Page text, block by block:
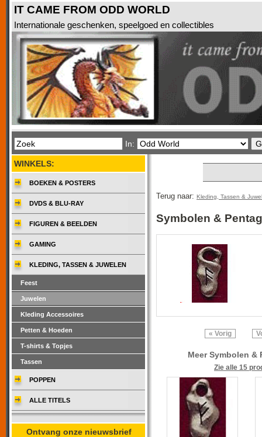
IT CAME FROM ODD WORLD
Internationale geschenken, speelgoed en collectibles
In:
Terug naar: Kleding, Tassen &
Symbolen &
« Vorig
Meer Symbolen &
Zie alle 15
WINKELS:
BOEKEN & POSTERS
DVDS & BLU-RAY
FIGUREN & BEELDEN
GAMING
KLEDING, TASSEN & JUWELEN
Feest
Juwelen
Kleding Accessoires
Petten & Hoeden
T-shirts & Topjes
Tassen
POPPEN
ALLE TITELS
Ontvang onze nieuwsbrief